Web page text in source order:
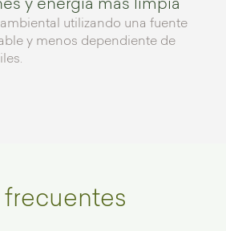
y energía más limpia
utilizando una fuente
y menos dependiente de
frecuentes